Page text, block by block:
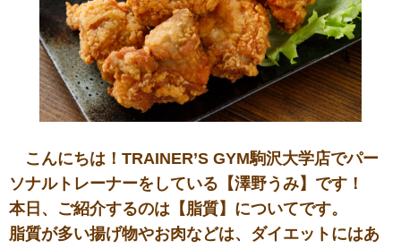
こんにちは！TRAINER’S GYM駒沢大学店でパー
ソナルトレーナーをしている【澤野うみ】です！
本日、ご紹介するのは【脂質】についてです。
脂質が多い揚げ物やお肉などは、ダイエットにはあ